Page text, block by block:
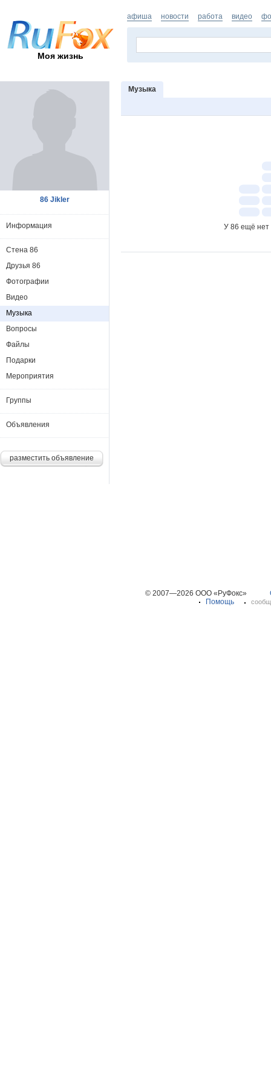
Моя жизнь
афиша новости работа видео
Музыка
У 86 ещё нет
86 Jikler
Информация
Стена 86
Друзья 86
Фотографии
Видео
Музыка
Вопросы
Файлы
Подарки
Мероприятия
Группы
Объявления
разместить объявление
© 2007—2026 ООО «РуФокс»
Помощь